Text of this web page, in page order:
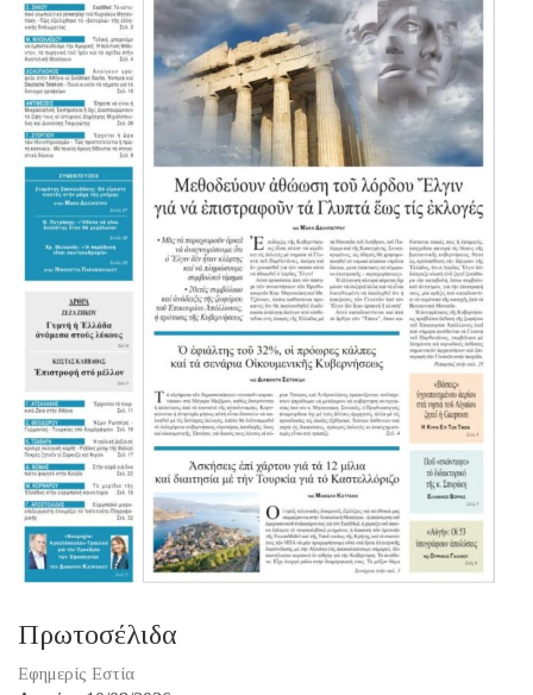
Πρωτοσέλιδα
Εφημερίς Εστία